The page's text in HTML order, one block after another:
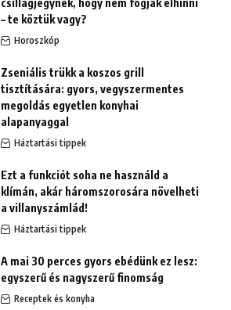
– te köztük vagy?
Horoszkóp
Zseniális trükk a koszos grill
tisztítására: gyors, vegyszermentes
megoldás egyetlen konyhai
alapanyaggal
Háztartási tippek
Ezt a funkciót soha ne használd a
klímán, akár háromszorosára növelheti
a villanyszámlád!
Háztartási tippek
A mai 30 perces gyors ebédünk ez lesz:
egyszerű és nagyszerű finomság
Receptek és konyha